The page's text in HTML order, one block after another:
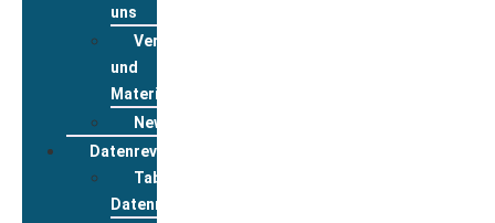
uns
Veranstaltungsanmeldung
und
Materialbestellung
Newsletter
Datenreview
Tabelle
Datenreview